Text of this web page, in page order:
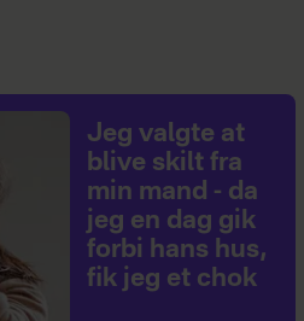
Jeg valgte at
blive skilt fra
min mand - da
jeg en dag gik
forbi hans hus,
fik jeg et chok